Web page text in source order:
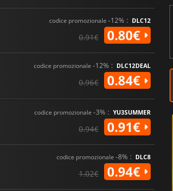
codice promozionale -12% : DLC12
0.91€ 0.80€
codice promozionale -12% : DLC12DEAL
0.96€ 0.84€
codice promozionale -3% : YU3SUMMER
0.94€ 0.91€
codice promozionale -8% : DLC8
1.02€ 0.94€